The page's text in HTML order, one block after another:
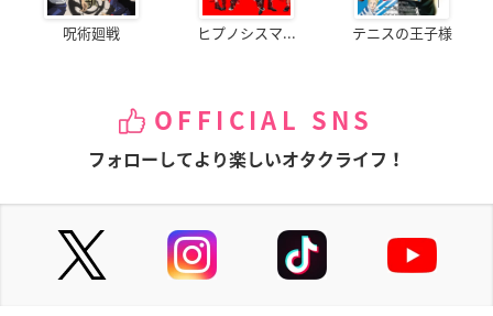
呪術廻戦 ヒプノシスマ... テニスの王子様
OFFICIAL SNS
フォローしてより楽しいオタクライフ！